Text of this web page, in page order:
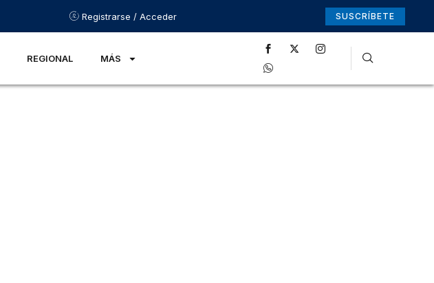
Registrarse / Acceder SUSCRÍBETE
REGIONAL MÁS